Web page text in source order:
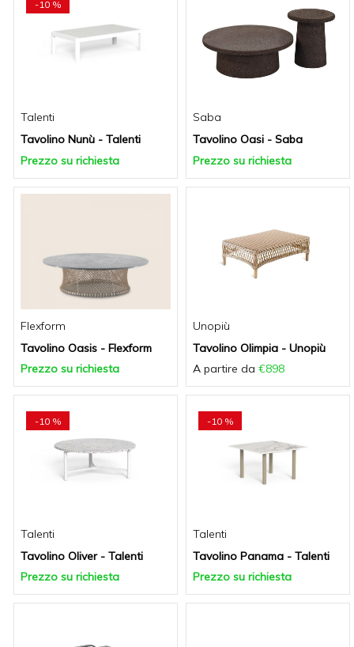
-10 %
Talenti
Tavolino Nunù - Talenti
Prezzo su richiesta
Saba
Tavolino Oasi - Saba
Prezzo su richiesta
Flexform
Tavolino Oasis - Flexform
Prezzo su richiesta
Unopiù
Tavolino Olimpia - Unopiù
A partire da €898
-10 %
Talenti
Tavolino Oliver - Talenti
Prezzo su richiesta
-10 %
Talenti
Tavolino Panama - Talenti
Prezzo su richiesta